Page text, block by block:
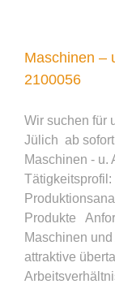
Maschinen –
2100056
Wir suchen für
Jülich ab
Maschinen - u.
Produkte
Maschinen
attraktive